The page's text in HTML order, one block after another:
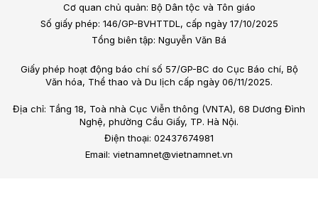
Cơ quan chủ quản: Bộ Dân tộc và Tôn giáo
Số giấy phép: 146/GP-BVHTTDL, cấp ngày 17/10/2025
Tổng biên tập: Nguyễn Văn Bá
Giấy phép hoạt động báo chí số 57/GP-BC do Cục Báo chí, Bộ
Văn hóa, Thể thao và Du lịch cấp ngày 06/11/2025.
Địa chỉ: Tầng 18, Toà nhà Cục Viễn thông (VNTA), 68 Dương Đình
Nghệ, phường Cầu Giấy, TP. Hà Nội.
Điện thoại: 02437674981
Email: vietnamnet@vietnamnet.vn